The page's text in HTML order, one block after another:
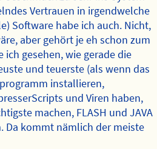
Vertrauen in irgendwelche
Software habe ich auch. Nicht,
aber gehört je eh schon zum
ich gesehen, wie gerade die
und teuerste (als wenn das
installieren,
und Viren haben,
machen, FLASH und JAVA
Da kommt nämlich der meiste